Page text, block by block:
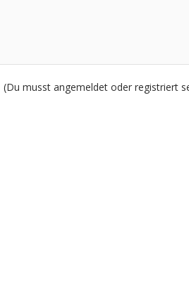
(Du musst angemeldet oder registriert